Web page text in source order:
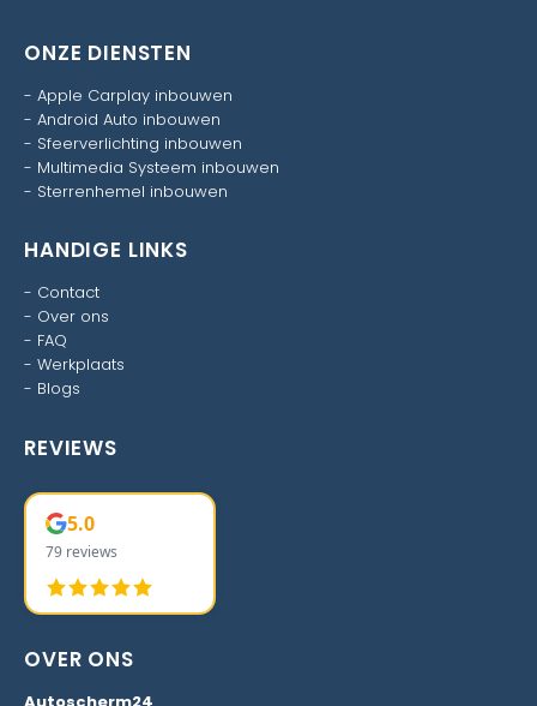
ONZE DIENSTEN
- Apple Carplay inbouwen
- Android Auto inbouwen
- Sfeerverlichting inbouwen
- Multimedia Systeem inbouwen
- Sterrenhemel inbouwen
HANDIGE LINKS
- Contact
- Over ons
- FAQ
- Werkplaats
- Blogs
REVIEWS
5.0
79 reviews
OVER ONS